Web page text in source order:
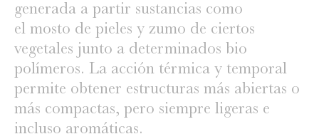
generada a partir sustancias como
el mosto de pieles y zumo de ciertos
vegetales junto a determinados bio
polímeros. La acción térmica y temporal
permite obtener estructuras más abiertas o
más compactas, pero siempre ligeras e
incluso aromáticas.